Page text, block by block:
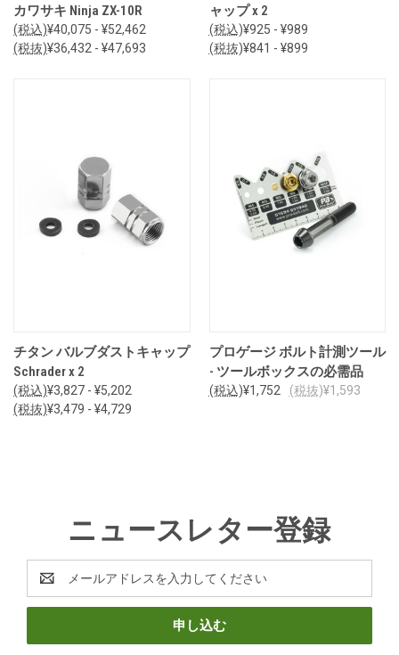
カワサキ Ninja ZX-10R
¥40,075 - ¥52,462
(税込)
¥36,432 - ¥47,693
(税抜)
ャップ x 2
¥925 - ¥989
(税込)
¥841 - ¥899
(税抜)
チタン バルブダストキャップ
Schrader x 2
¥3,827 - ¥5,202
(税込)
¥3,479 - ¥4,729
(税抜)
プロゲージ ボルト計測ツール
- ツールボックスの必需品
¥1,752
(税込) ¥1,593
(税抜)
ニュースレター登録
ー
ア